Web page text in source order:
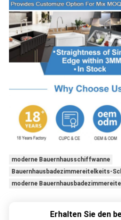
moderne Bauernhausschiffwanne
Bauernhausbadezimmereitelkeits-
moderne
Erhalten Sie den